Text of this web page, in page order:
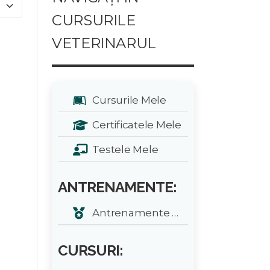
CURSURILE
VETERINARUL
Cursurile Mele
Certificatele Mele
Testele Mele
ANTRENAMENTE:
Antrenamente zilnice
CURSURI: